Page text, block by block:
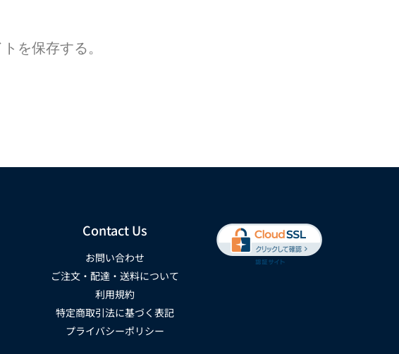
を保存する。
Contact Us
お問い合わせ
ご注文・配達・送料について
利用規約
特定商取引法に基づく表記
プライバシーポリシー